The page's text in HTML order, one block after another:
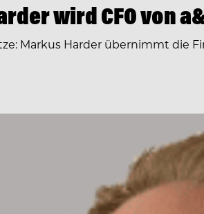
wird CFO von
Markus Harder übernimmt